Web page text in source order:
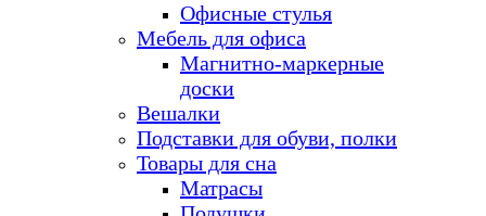
Офисные стулья
Мебель для офиса
Магнитно-маркерные
доски
Вешалки
Подставки для обуви, полки
Товары для сна
Матрасы